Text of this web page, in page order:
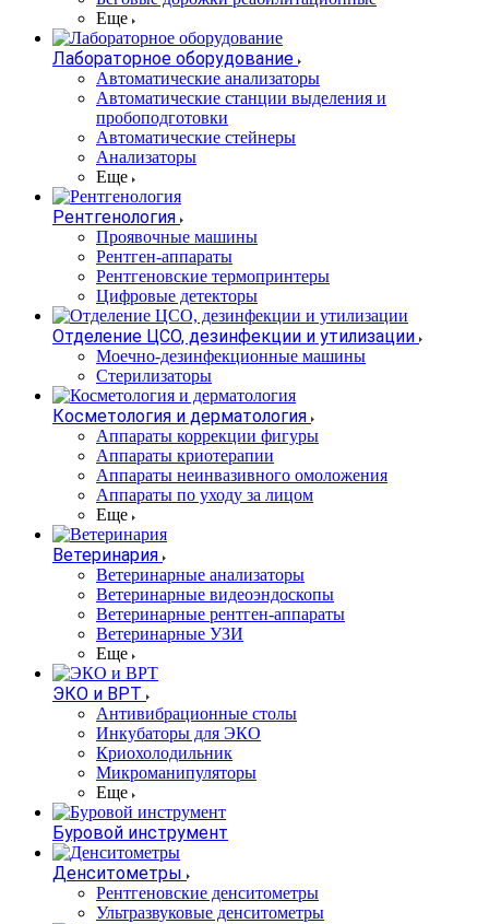
Еще
Лабораторное оборудование
Автоматические анализаторы
Автоматические станции выделения и
пробоподготовки
Автоматические стейнеры
Анализаторы
Еще
Рентгенология
Проявочные машины
Рентген-аппараты
Рентгеновские термопринтеры
Цифровые детекторы
Отделение ЦСО, дезинфекции и утилизации
Моечно-дезинфекционные машины
Стерилизаторы
Косметология и дерматология
Аппараты коррекции фигуры
Аппараты криотерапии
Аппараты неинвазивного омоложения
Аппараты по уходу за лицом
Еще
Ветеринария
Ветеринарные анализаторы
Ветеринарные видеоэндоскопы
Ветеринарные рентген-аппараты
Ветеринарные УЗИ
Еще
ЭКО и ВРТ
Антивибрационные столы
Инкубаторы для ЭКО
Криохолодильник
Микроманипуляторы
Еще
Буровой инструмент
Денситометры
Рентгеновские денситометры
Ультразвуковые денситометры